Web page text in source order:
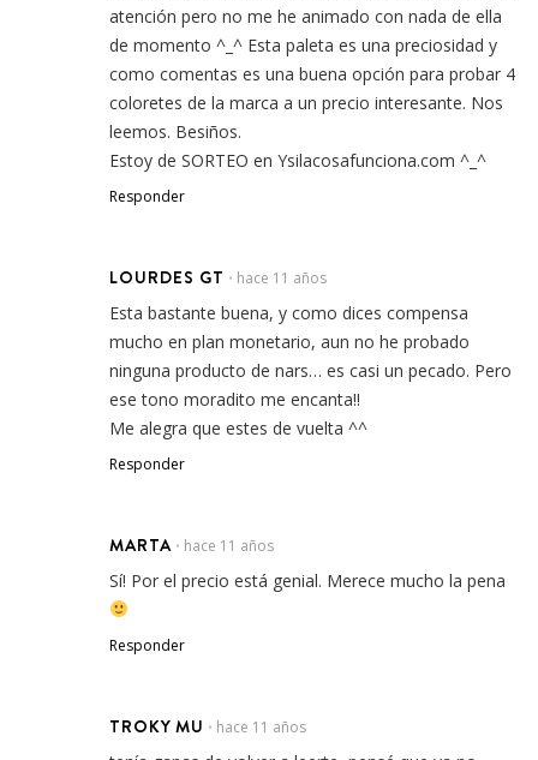
atención pero no me he animado con nada de ella
de momento ^_^ Esta paleta es una preciosidad y
como comentas es una buena opción para probar 4
coloretes de la marca a un precio interesante. Nos
leemos. Besiños.
Estoy de SORTEO en Ysilacosafunciona.com ^_^
Responder
LOURDES GT • hace 11 años
Esta bastante buena, y como dices compensa
mucho en plan monetario, aun no he probado
ninguna producto de nars… es casi un pecado. Pero
ese tono moradito me encanta!!
Me alegra que estes de vuelta ^^
Responder
MARTA • hace 11 años
Sí! Por el precio está genial. Merece mucho la pena
Responder
TROKY MU • hace 11 años